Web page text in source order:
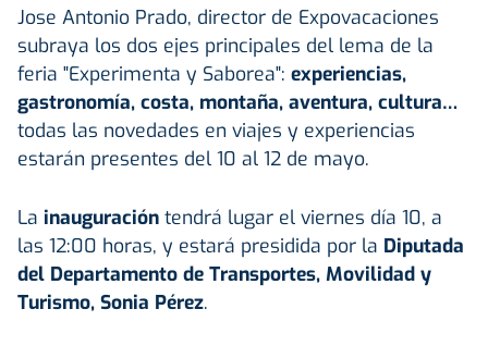
Jose Antonio Prado, director de Expovacaciones
subraya los dos ejes principales del lema de la
feria "Experimenta y Saborea": experiencias,
gastronomía, costa, montaña, aventura, cultura…
todas las novedades en viajes y experiencias
estarán presentes del 10 al 12 de mayo.
La inauguración tendrá lugar el viernes día 10, a
las 12:00 horas, y estará presidida por la Diputada
del Departamento de Transportes, Movilidad y
Turismo, Sonia Pérez.